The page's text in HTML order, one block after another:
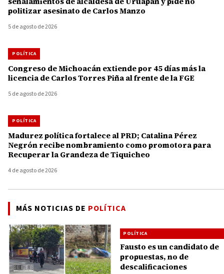
politizar asesinato de Carlos Manzo
5 de agosto de 2026
POLÍTICA
Congreso de Michoacán extiende por 45 días más la
licencia de Carlos Torres Piña al frente de la FGE
5 de agosto de 2026
POLÍTICA
Madurez política fortalece al PRD; Catalina Pérez
Negrón recibe nombramiento como promotora para
Recuperar la Grandeza de Tiquicheo
4 de agosto de 2026
MÁS NOTICIAS DE POLÍTICA
POLÍTICA
Fausto es un candidato de
propuestas, no de
descalificaciones